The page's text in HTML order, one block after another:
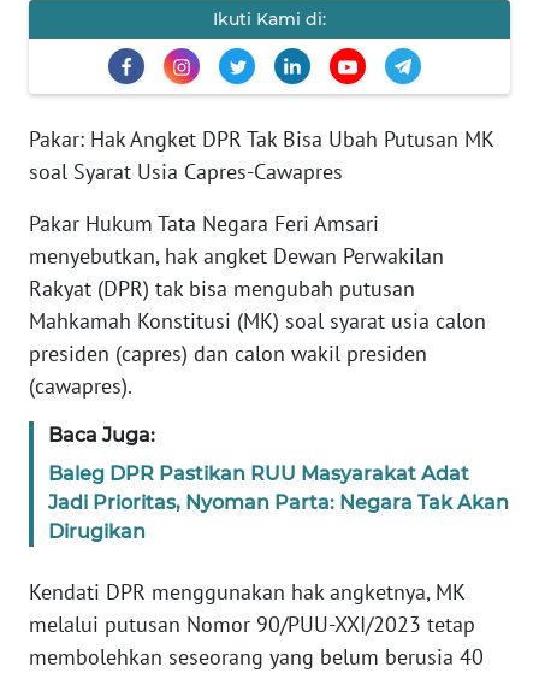
Ikuti Kami di:
Pakar: Hak Angket DPR Tak Bisa Ubah Putusan MK
soal Syarat Usia Capres-Cawapres
Pakar Hukum Tata Negara Feri Amsari
menyebutkan, hak angket Dewan Perwakilan
Rakyat (DPR) tak bisa mengubah putusan
Mahkamah Konstitusi (MK) soal syarat usia calon
presiden (capres) dan calon wakil presiden
(cawapres).
Baca Juga:
Baleg DPR Pastikan RUU Masyarakat Adat
Jadi Prioritas, Nyoman Parta: Negara Tak Akan
Dirugikan
Kendati DPR menggunakan hak angketnya, MK
melalui putusan Nomor 90/PUU-XXI/2023 tetap
membolehkan seseorang yang belum berusia 40
EDITORIAL
INDEKS
KONTAK
KAMI
IKLAN
TENTANG
PEDOMAN
MEDIA
REDAKSI